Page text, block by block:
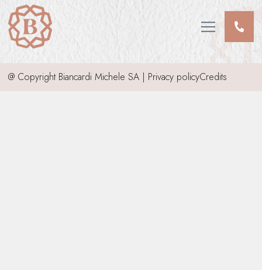
Open main
CHI SIAMO
SERVIZI
INFORMAZIONI DEFUNTI
INVIA CONDOGLIANZE
CONTATTI
@ Copyright Biancardi Michele SA | Privacy policyCredits